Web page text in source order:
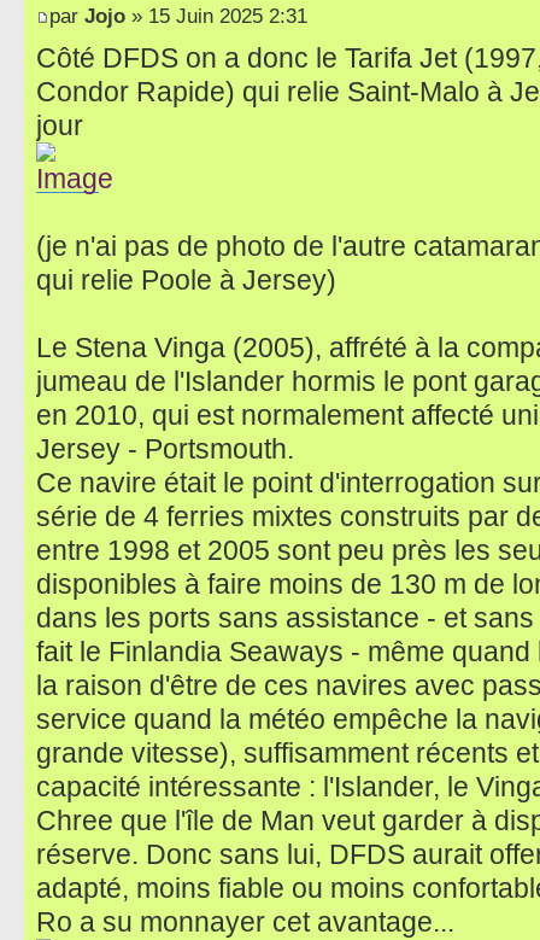
par Jojo » 15 Juin 2025 2:31
Côté DFDS on a donc le Tarifa Jet
Condor Rapide) qui relie Saint-Malo à
jour
(je n'ai pas de photo de l'autre
qui relie Poole à Jersey)
Le Stena Vinga (2005), affrété à la
jumeau de l'Islander hormis le pont
en 2010, qui est normalement affecté
Jersey - Portsmouth.
Ce navire était le point d'interrogation
série de 4 ferries mixtes construits par
entre 1998 et 2005 sont peu près les
disponibles à faire moins de 130 m de
dans les ports sans assistance - et
fait le Finlandia Seaways - même
la raison d'être de ces navires avec
service quand la météo empêche la
grande vitesse), suffisamment récents
capacité intéressante : l'Islander, le
Chree que l'île de Man veut garder à
réserve. Donc sans lui, DFDS aurait
adapté, moins fiable ou moins
Ro a su monnayer cet avantage...